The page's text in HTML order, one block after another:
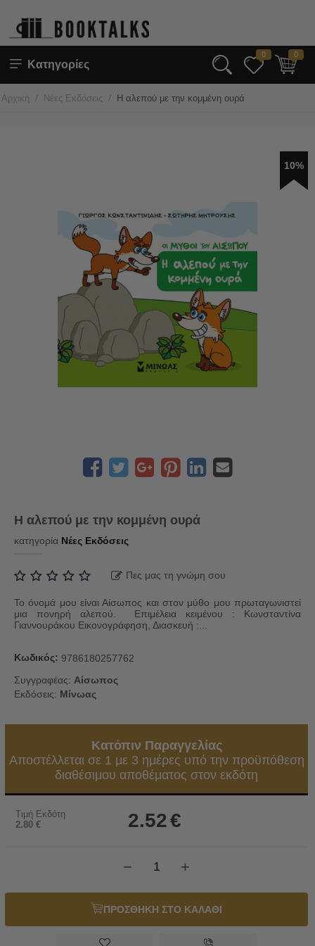
Κατηγορίες
0 0
Αρχική / Νέες Εκδόσεις / Η αλεπού με την κομμένη ουρά
10%
Η αλεπού με την κομμένη ουρά
κατηγορία Νέες Εκδόσεις
Πες μας τη γνώμη σου
Το όνομά μου είναι Αίσωπος και στον μύθο μου πρωταγωνιστεί
μια πονηρή αλεπού. Επιμέλεια κειμένου : Κωνσταντίνα
Γιαννουράκου Εικονογράφηση, Διασκευή :...
Κωδικός: 9786180257762
Συγγραφέας: Αίσωπος
Εκδόσεις: Μίνωας
Κατόπιν Παραγγελίας
Αποστέλλεται σε 1 με 3 ημέρες υπό την προϋπόθεση
διαθέσιμου αποθέματος στον εκδότη
Τιμή Εκδότη
2.80 € 2.52€
+
−
ΠΡΟΣΘΗΚΗ ΣΤΟ ΚΑΛΑΘΙ